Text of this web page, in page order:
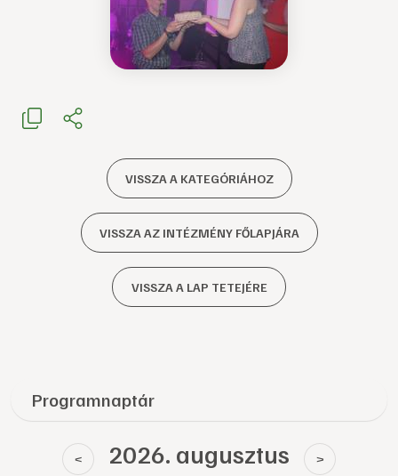
VISSZA A KATEGÓRIÁHOZ
VISSZA AZ INTÉZMÉNY FŐLAPJÁRA
VISSZA A LAP TETEJÉRE
Programnaptár
< 2026. augusztus >